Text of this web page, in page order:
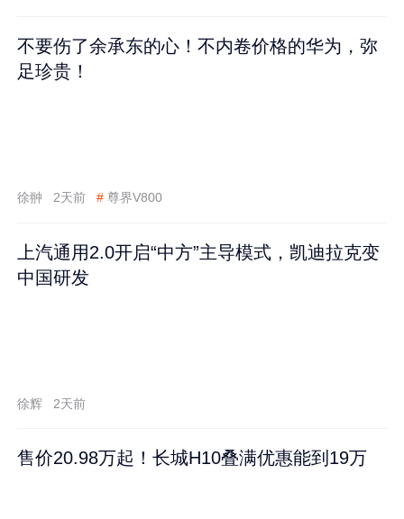
不要伤了余承东的心！不内卷价格的华为，弥
足珍贵！
徐翀 2天前 # 尊界V800
上汽通用2.0开启“中方”主导模式，凯迪拉克变
中国研发
徐辉 2天前
售价20.98万起！长城H10叠满优惠能到19万